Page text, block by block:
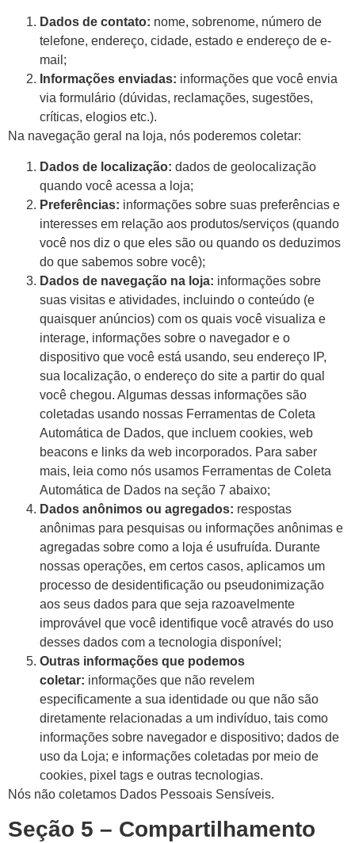
Dados de contato: nome, sobrenome, número de
telefone, endereço, cidade, estado e endereço de e-
mail;
Informações enviadas: informações que você envia
via formulário (dúvidas, reclamações, sugestões,
críticas, elogios etc.).
Na navegação geral na loja, nós poderemos coletar:
Dados de localização: dados de geolocalização
quando você acessa a loja;
Preferências: informações sobre suas preferências e
interesses em relação aos produtos/serviços (quando
você nos diz o que eles são ou quando os deduzimos
do que sabemos sobre você);
Dados de navegação na loja: informações sobre
suas visitas e atividades, incluindo o conteúdo (e
quaisquer anúncios) com os quais você visualiza e
interage, informações sobre o navegador e o
dispositivo que você está usando, seu endereço IP,
sua localização, o endereço do site a partir do qual
você chegou. Algumas dessas informações são
coletadas usando nossas Ferramentas de Coleta
Automática de Dados, que incluem cookies, web
beacons e links da web incorporados. Para saber
mais, leia como nós usamos Ferramentas de Coleta
Automática de Dados na seção 7 abaixo;
Dados anônimos ou agregados: respostas
anônimas para pesquisas ou informações anônimas e
agregadas sobre como a loja é usufruída. Durante
nossas operações, em certos casos, aplicamos um
processo de desidentificação ou pseudonimização
aos seus dados para que seja razoavelmente
improvável que você identifique você através do uso
desses dados com a tecnologia disponível;
Outras informações que podemos
coletar: informações que não revelem
especificamente a sua identidade ou que não são
diretamente relacionadas a um indivíduo, tais como
informações sobre navegador e dispositivo; dados de
uso da Loja; e informações coletadas por meio de
cookies, pixel tags e outras tecnologias.
Nós não coletamos Dados Pessoais Sensíveis.
Seção 5 – Compartilhamento